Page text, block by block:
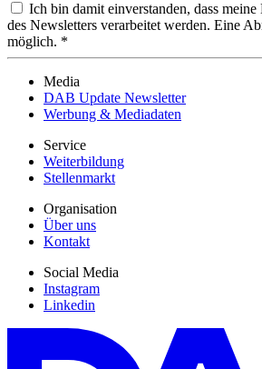
Ich bin damit einverstanden, dass
des Newsletters verarbeitet werden. Eine
möglich. *
Media
DAB Update Newsletter
Werbung & Mediadaten
Service
Weiterbildung
Stellenmarkt
Organisation
Über uns
Kontakt
Social Media
Instagram
Linkedin